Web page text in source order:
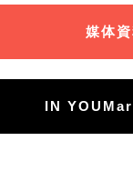
媒体
IN